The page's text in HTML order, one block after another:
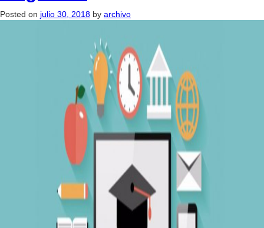
Posted on julio 30, 2018 by archivo